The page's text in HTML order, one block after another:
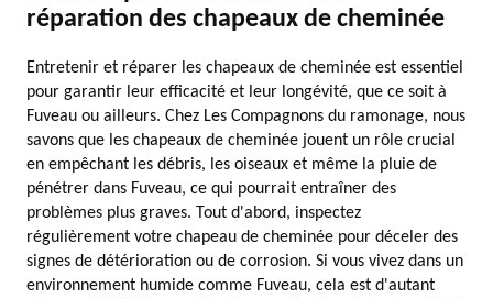
réparation des chapeaux de cheminée
Entretenir et réparer les chapeaux de cheminée est essentiel
pour garantir leur efficacité et leur longévité, que ce soit à
Fuveau ou ailleurs. Chez Les Compagnons du ramonage, nous
savons que les chapeaux de cheminée jouent un rôle crucial
en empêchant les débris, les oiseaux et même la pluie de
pénétrer dans Fuveau, ce qui pourrait entraîner des
problèmes plus graves. Tout d'abord, inspectez
régulièrement votre chapeau de cheminée pour déceler des
signes de détérioration ou de corrosion. Si vous vivez dans un
environnement humide comme Fuveau, cela est d'autant